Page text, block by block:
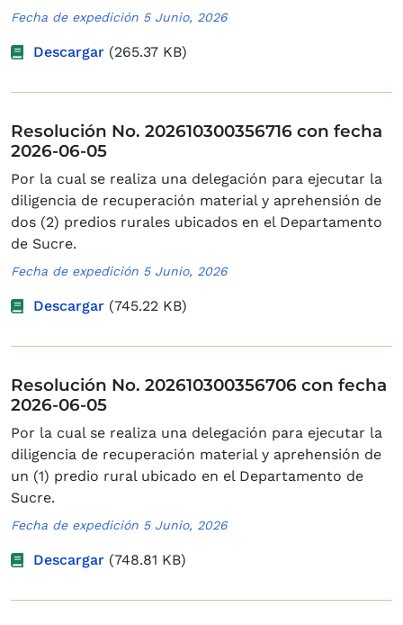
Fecha de expedición 5 Junio, 2026
Descargar (265.37 KB)
Resolución No. 202610300356716 con fecha
2026-06-05
Por la cual se realiza una delegación para ejecutar la
diligencia de recuperación material y aprehensión de
dos (2) predios rurales ubicados en el Departamento
de Sucre.
Fecha de expedición 5 Junio, 2026
Descargar (745.22 KB)
Resolución No. 202610300356706 con fecha
2026-06-05
Por la cual se realiza una delegación para ejecutar la
diligencia de recuperación material y aprehensión de
un (1) predio rural ubicado en el Departamento de
Sucre.
Fecha de expedición 5 Junio, 2026
Descargar (748.81 KB)